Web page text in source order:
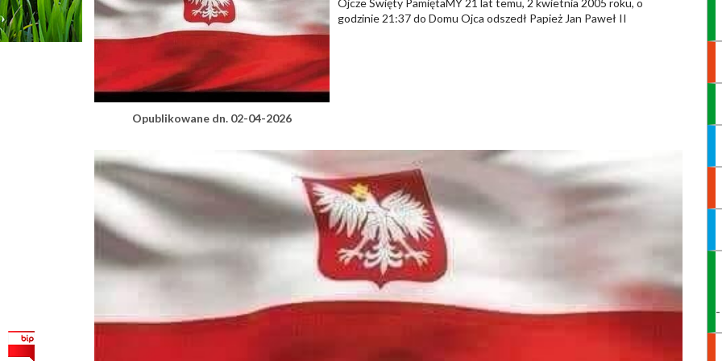
Opublikowane dn. 02-04-2026
Ojcze Święty PamiętaMY 21 lat temu, 2 kwietnia 2005 roku, o
godzinie 21:37 do Domu Ojca odszedł Papież Jan Paweł II